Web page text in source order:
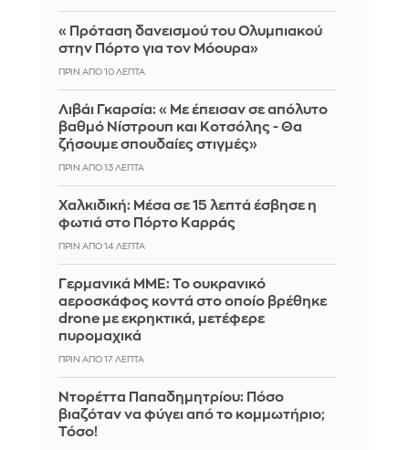
«Πρόταση δανεισμού του Ολυμπιακού
στην Πόρτο για τον Μόουρα»
ΠΡΙΝ ΑΠΌ 10 ΛΕΠΤΆ
Λιβάι Γκαρσία: «Με έπεισαν σε απόλυτο
βαθμό Νίστρουπ και Κοτσόλης - Θα
ζήσουμε σπουδαίες στιγμές»
ΠΡΙΝ ΑΠΌ 13 ΛΕΠΤΆ
Χαλκιδική: Μέσα σε 15 λεπτά έσβησε η
φωτιά στο Πόρτο Καρράς
ΠΡΙΝ ΑΠΌ 14 ΛΕΠΤΆ
Γερμανικά ΜΜΕ: Το ουκρανικό
αεροσκάφος κοντά στο οποίο βρέθηκε
drone με εκρηκτικά, μετέφερε
πυρομαχικά
ΠΡΙΝ ΑΠΌ 17 ΛΕΠΤΆ
Ντορέττα Παπαδημητρίου: Πόσο
βιαζόταν να φύγει από το κομμωτήριο;
Τόσο!